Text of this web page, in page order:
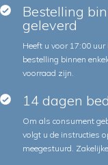
Bestelling
geleverd
Heeft u voor 17:00
bestelling binnen
voorraad zijn.
14 dagen
Om als consument
volgt u de instructies
meegestuurd.